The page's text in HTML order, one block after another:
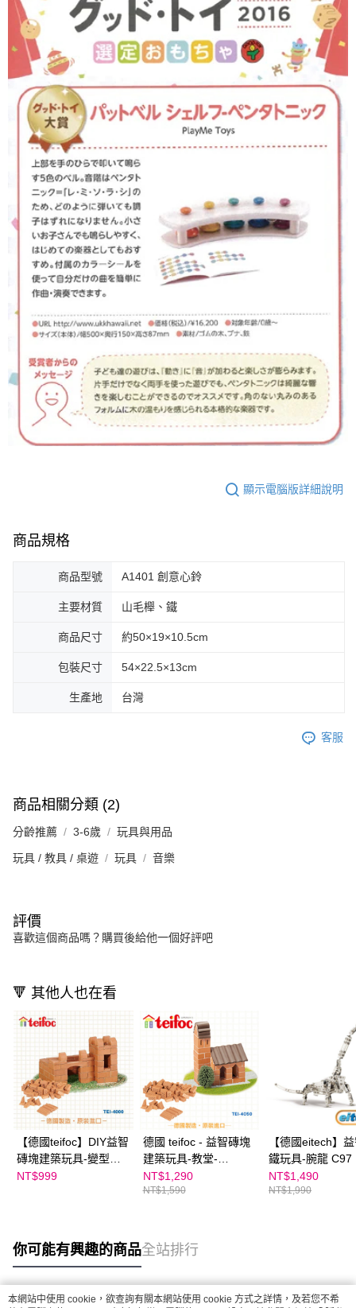
顯示電腦版詳細說明
商品規格
商品型號 A1401 創意心鈴
主要材質 山毛櫸、鐵
商品尺寸 約50×19×10.5cm
包裝尺寸 54×22.5×13cm
生產地 台灣
客服
商品相關分類 (2)
分齡推薦 3-6歲 玩具與用品
玩具 / 教具 / 桌遊 玩具 音樂
評價
喜歡這個商品嗎？購買後給他一個好評吧
🔻 其他人也在看
【德國teifoc】DIY益智
磚塊建築玩具-變型城
堡 TEI4000
NT$999
德國 teifoc - 益智磚塊
建築玩具-教堂-
TEI4050
NT$1,290
NT$1,590
【德國eitech】
鐵玩具-腕龍 C97
NT$1,490
NT$1,990
你可能有興趣的商品全站排行
本網站中使用 cookie，欲查詢有關本網站使用 cookie 方式之詳情，及若您不希